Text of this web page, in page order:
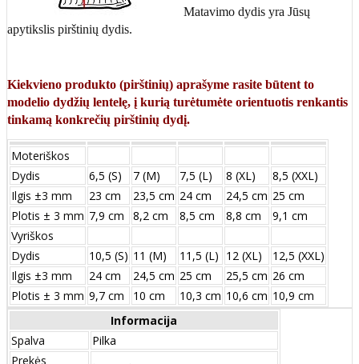
Matavimo dydis yra Jūsų
apytikslis pirštinių dydis.
Kiekvieno produkto (pirštinių) aprašyme rasite būtent to
modelio dydžių lentelę, į kurią turėtumėte orientuotis renkantis
tinkamą konkrečių pirštinių dydį.
Moteriškos
Dydis
6,5 (S) 7 (M) 7,5 (L) 8 (XL)
8,5 (XXL)
Ilgis ±3 mm
23 cm 23,5 cm 24 cm 24,5 cm 25 cm
Plotis ± 3 mm 7,9 cm 8,2 cm 8,5 cm 8,8 cm
9,1 cm
Vyriškos
Dydis
10,5 (S) 11 (M) 11,5 (L) 12 (XL)
12,5 (XXL)
Ilgis ±3 mm
24 сm 24,5 сm 25 сm 25,5 сm 26 сm
Plotis ± 3 mm 9,7 сm 10 сm 10,3 сm 10,6 сm 10,9 сm
Informacija
Spalva
Pilka
Prekės